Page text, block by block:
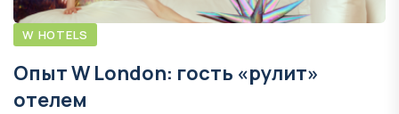
W HOTELS
Опыт W London: гость «рулит»
отелем